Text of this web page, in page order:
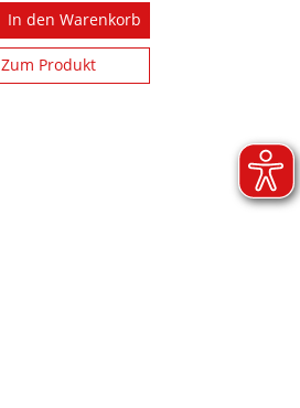
In den Warenkorb
Zum Produkt